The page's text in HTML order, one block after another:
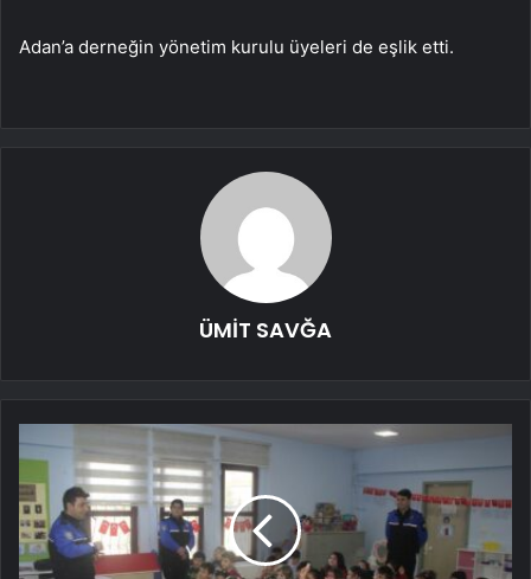
Adan’a derneğin yönetim kurulu üyeleri de eşlik etti.
ÜMİT SAVĞA